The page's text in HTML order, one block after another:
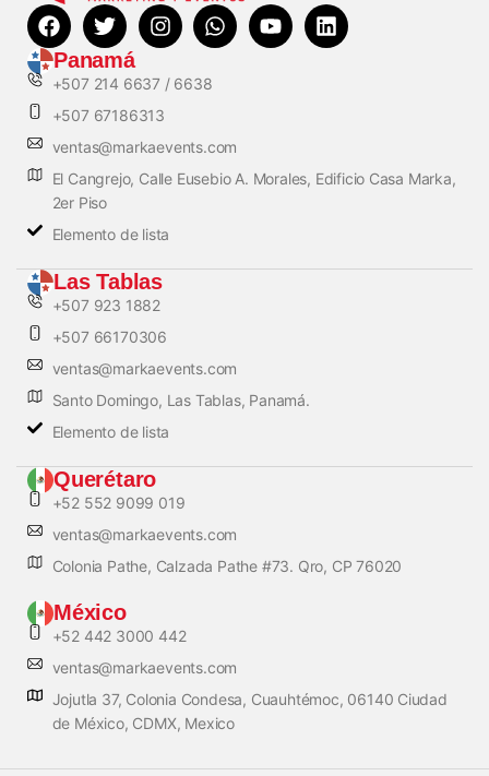
Panamá
+507 214 6637 / 6638
+507 67186313
ventas@markaevents.com
El Cangrejo, Calle Eusebio A. Morales, Edificio Casa Marka,
2er Piso
Elemento de lista
Las Tablas
+507 923 1882
+507 66170306
ventas@markaevents.com
Santo Domingo, Las Tablas, Panamá.
Elemento de lista
Querétaro
+52 552 9099 019
ventas@markaevents.com
Colonia Pathe, Calzada Pathe #73. Qro, CP 76020
México
+52 442 3000 442
ventas@markaevents.com
Jojutla 37, Colonia Condesa, Cuauhtémoc, 06140 Ciudad
de México, CDMX, Mexico